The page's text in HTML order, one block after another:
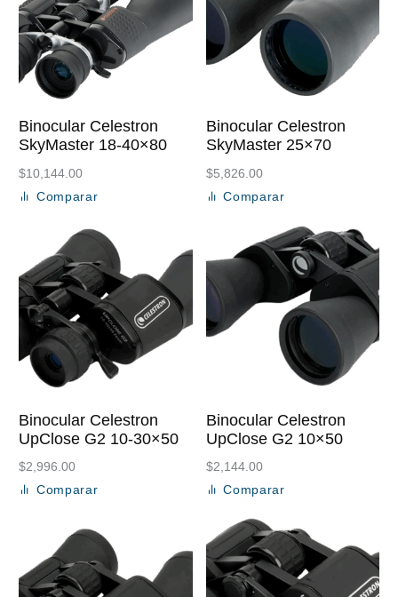
Binocular Celestron
SkyMaster 18-40×80
$10,144.00
Añadir al carrito
Comparar
Binocular Celestron
SkyMaster 25×70
$5,826.00
Añadir al carrito
Comparar
Binocular Celestron
UpClose G2 10-30×50
$2,996.00
Añadir al carrito
Comparar
Binocular Celestron
UpClose G2 10×50
$2,144.00
Añadir al carrito
Comparar